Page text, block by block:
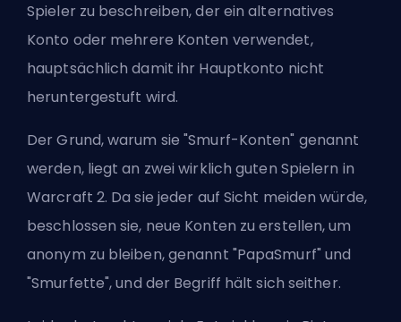
Spieler zu beschreiben, der ein alternatives
Konto oder mehrere Konten verwendet,
hauptsächlich damit ihr Hauptkonto nicht
heruntergestuft wird.
Der Grund, warum sie "Smurf-Konten" genannt
werden, liegt an zwei wirklich guten Spielern in
Warcraft 2. Da sie jeder auf Sicht meiden würde,
beschlossen sie, neue Konten zu erstellen, um
anonym zu bleiben, genannt "PapaSmurf" und
"Smurfette", und der Begriff hält sich seither.